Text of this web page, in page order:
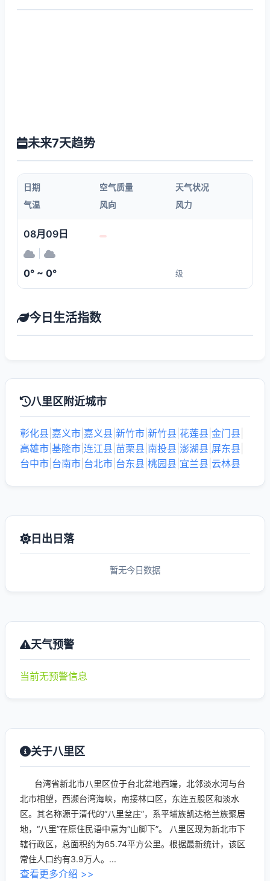
未来7天趋势
日期 空气质量
天气状况
气温
风向 风力
08月09日
0° ~ 0° 级
今日生活指数
八里区附近城市
彰化县 嘉义市 嘉义县 新竹市 新竹县 花莲县 金门县
高雄市 基隆市 连江县 苗栗县 南投县 澎湖县 屏东县
台中市 台南市 台北市 台东县 桃园县 宜兰县 云林县
日出日落
暂无今日数据
天气预警
当前无预警信息
关于八里区
台湾省新北市八里区位于台北盆地西端，北邻淡水河与台
北市相望，西濒台湾海峡，南接林口区，东连五股区和淡水
区。其名称源于清代的“八里坌庄”，系平埔族凯达格兰族聚居
地，“八里”在原住民语中意为“山脚下”。 八里区现为新北市下
辖行政区，总面积约为65.74平方公里。根据最新统计，该区
常住人口约有3.9万人。...
查看更多介绍 >>